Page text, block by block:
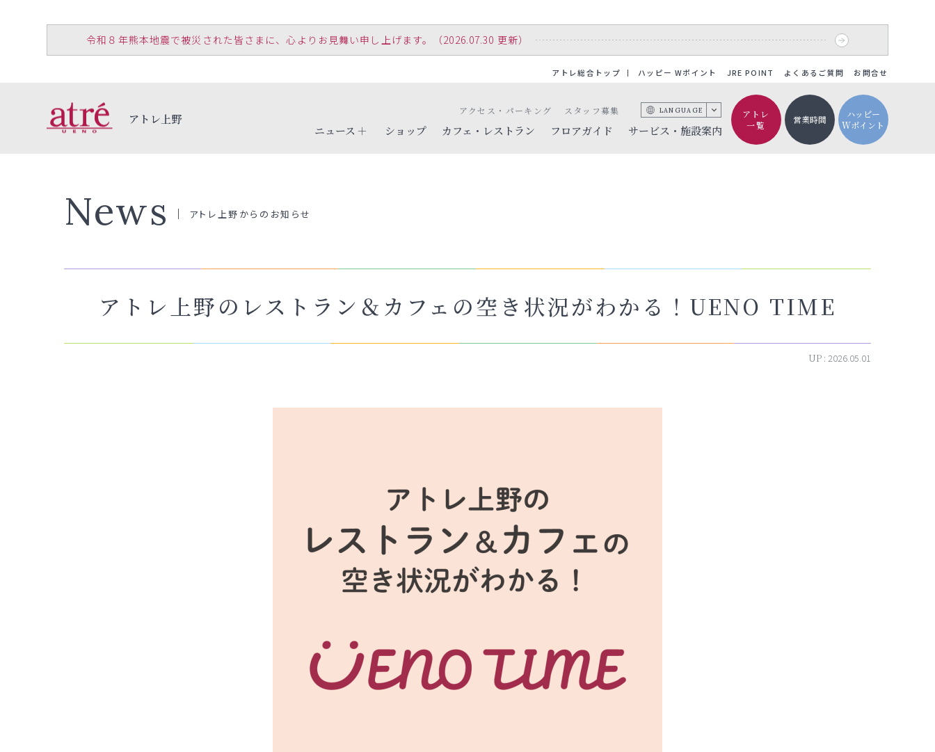
令和８年熊本地震で被災された皆さまに、心よりお見舞い申し上げます。（2026.07.30 更新）
アトレ総合トップ ハッピー Wポイント JRE POINT よくあるご質問 お問合せ
アトレ上野
ニュース
ショップ カフェ・レストラン フロアガイド サービス・施設案内
アクセス・パーキング スタッフ募集 LANGUAGE
アトレ
一覧
営業時間
ハッピー
Wポイント
News アトレ上野からのお知らせ
アトレ上野のレストラン＆カフェの空き状況がわかる！UENO TIME
UP : 2026.05.01